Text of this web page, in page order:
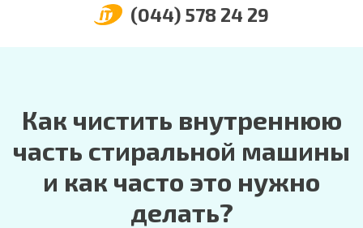
(044) 578 24 29
Как чистить внутреннюю
часть стиральной машины
и как часто это нужно
делать?